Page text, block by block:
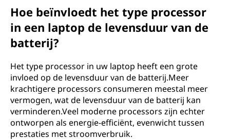
Hoe beïnvloedt het type processor
in een laptop de levensduur van de
batterij?
Het type processor in uw laptop heeft een grote
invloed op de levensduur van de batterij.Meer
krachtigere processors consumeren meestal meer
vermogen, wat de levensduur van de batterij kan
verminderen.Veel moderne processors zijn echter
ontworpen als energie-efficiënt, evenwicht tussen
prestaties met stroomverbruik.